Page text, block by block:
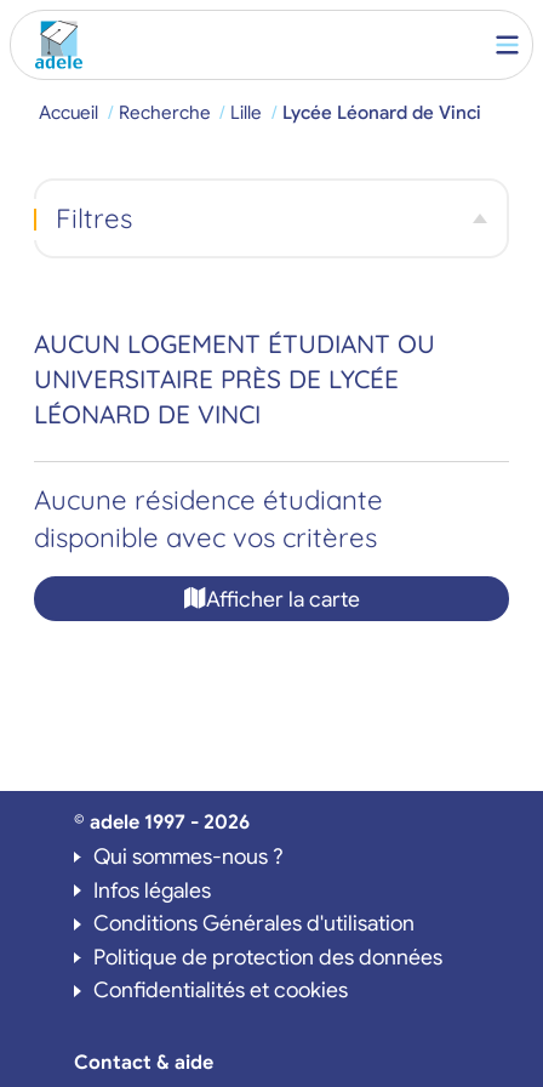
Accueil Recherche Lille Lycée Léonard de Vinci
AUCUN LOGEMENT ÉTUDIANT OU
UNIVERSITAIRE PRÈS DE LYCÉE
LÉONARD DE VINCI
Aucune résidence étudiante
disponible avec vos critères
Afficher la carte
Filtres
© adele 1997 - 2026
Qui sommes-nous ?
Infos légales
Conditions Générales d'utilisation
Politique de protection des données
Confidentialités et cookies
Contact & aide